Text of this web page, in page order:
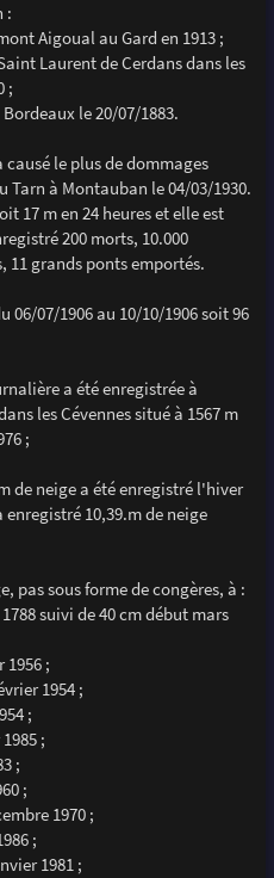
:
Aigoual au Gard en 1913 ;
Laurent de Cerdans dans les
;
le 20/07/1883.
le plus de dommages
Tarn à Montauban le 04/03/1930.
17 m en 24 heures et elle est
200 morts, 10.000
11 grands ponts emportés.
06/07/1906 au 10/10/1906 soit 96
a été enregistrée à
les Cévennes situé à 1567 m
;
de neige a été enregistré l'hiver
10,39.m de neige
pas sous forme de congères, à :
suivi de 40 cm début mars
1956 ;
1954 ;
;
;
;
;
1970 ;
;
1981 ;